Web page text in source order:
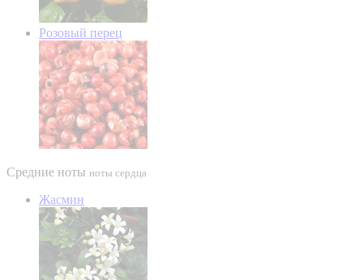
Розовый перец
Средние ноты ноты сердца
Жасмин